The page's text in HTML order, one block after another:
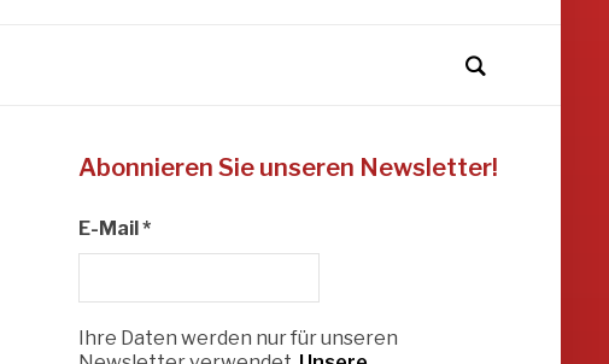
Abonnieren Sie unseren Newsletter!
E-Mail*
Ihre Daten werden nur für unseren